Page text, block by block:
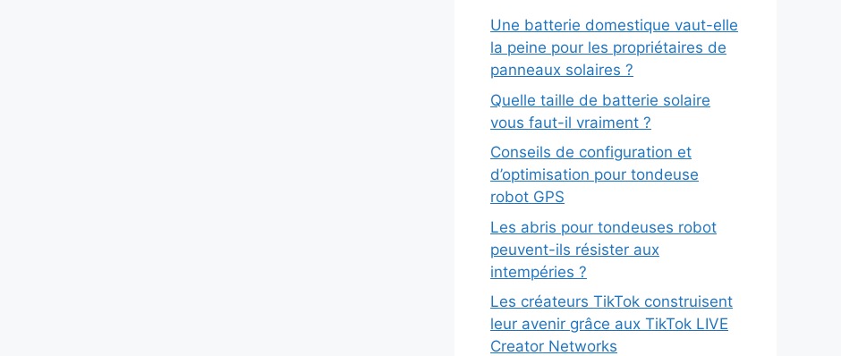
Une batterie domestique vaut-elle
la peine pour les propriétaires de
panneaux solaires ?
Quelle taille de batterie solaire
vous faut-il vraiment ?
Conseils de configuration et
d’optimisation pour tondeuse
robot GPS
Les abris pour tondeuses robot
peuvent-ils résister aux
intempéries ?
Les créateurs TikTok construisent
leur avenir grâce aux TikTok LIVE
Creator Networks